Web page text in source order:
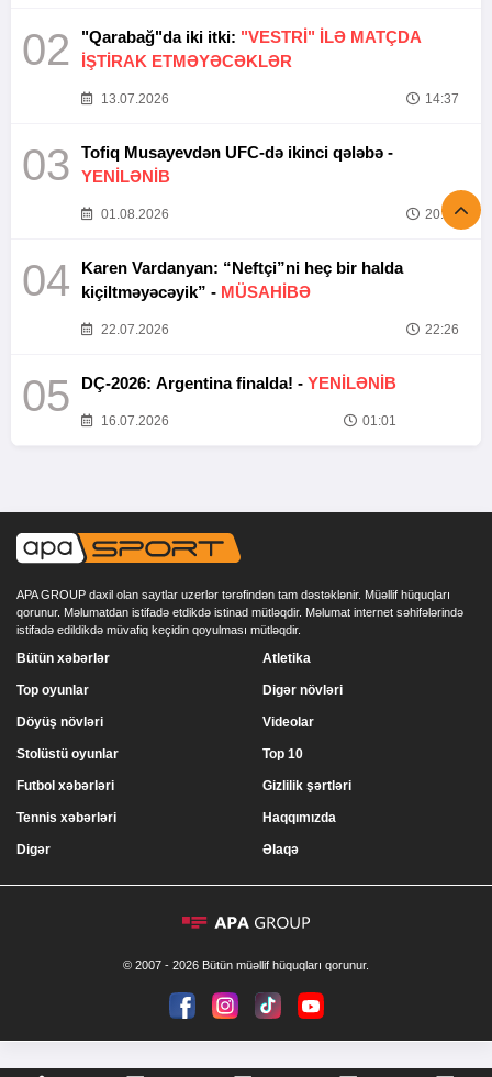
02 "Qarabağ"da iki itki: "VESTRİ" İLƏ MATÇDA
İŞTİRAK ETMƏYƏCƏKLƏR
13.07.2026 14:37
03
Tofiq Musayevdən UFC-də ikinci qələbə -
YENİLƏNİB
01.08.2026 20:52
04
Karen Vardanyan: “Neftçi”ni heç bir halda
kiçiltməyəcəyik” - MÜSAHİBƏ
22.07.2026 22:26
05 DÇ-2026: Argentina finalda! - YENİLƏNİB
16.07.2026 01:01
APA GROUP daxil olan saytlar uzerlər tərəfindən tam dəstəklənir. Müəllif hüquqları
qorunur. Məlumatdan istifadə etdikdə istinad mütləqdir. Məlumat internet səhifələrində
istifadə edildikdə müvafiq keçidin qoyulması mütləqdir.
Bütün xəbərlər
Top oyunlar
Döyüş növləri
Stolüstü oyunlar
Atletika
Digər növləri
Videolar
Top 10
Futbol xəbərləri
Tennis xəbərləri
Digər
Gizlilik şərtləri
Haqqımızda
Əlaqə
© 2007 - 2026 Bütün müəllif hüquqları qorunur.